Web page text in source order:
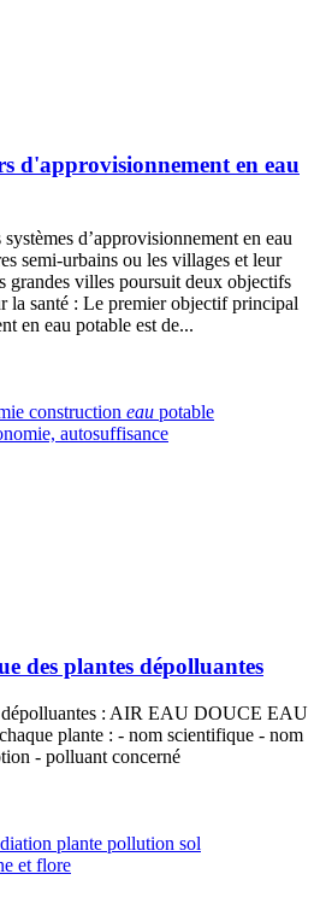
d'approvisionnement en eau
d’approvisionnement en eau
semi-urbains ou les villages et leur
grandes villes poursuit deux objectifs
la santé : Le premier objectif principal
en eau potable est de...
construction eau potable
autosuffisance
des plantes dépolluantes
dépolluantes : AIR EAU DOUCE EAU
plante : - nom scientifique - nom
- polluant concerné
plante pollution sol
et flore